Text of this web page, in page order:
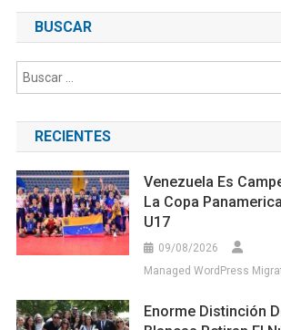
BUSCAR
RECIENTES
Venezuela Es
La Copa
U17
09/08/2026
Managed WordPress
Enorme Distinción